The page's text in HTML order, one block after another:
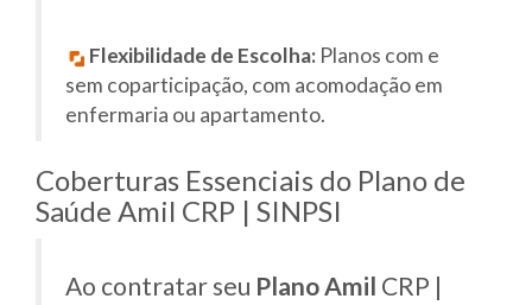
Flexibilidade de Escolha: Planos com e
sem coparticipação, com acomodação em
enfermaria ou apartamento.
Coberturas Essenciais do Plano de
Saúde Amil CRP | SINPSI
Ao contratar seu Plano Amil CRP |